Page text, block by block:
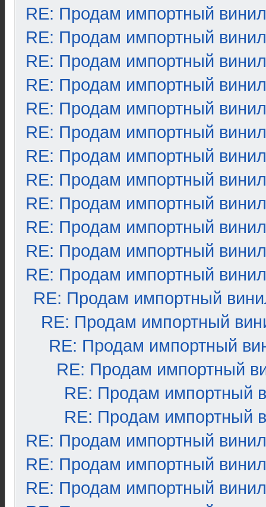
RE: Продам импортный винил
RE: Продам импортный винил
RE: Продам импортный винил
RE: Продам импортный винил
RE: Продам импортный винил
RE: Продам импортный винил
RE: Продам импортный винил
RE: Продам импортный винил
RE: Продам импортный винил
RE: Продам импортный винил
RE: Продам импортный винил
RE: Продам импортный винил
RE: Продам импортный
RE: Продам импортный
RE: Продам импортный
RE: Продам импортный
RE: Продам импортный
RE: Продам импортный
RE: Продам импортный винил
RE: Продам импортный винил
RE: Продам импортный винил